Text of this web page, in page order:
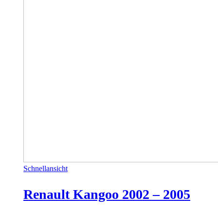
Schnellansicht
Renault Kangoo 2002 – 2005